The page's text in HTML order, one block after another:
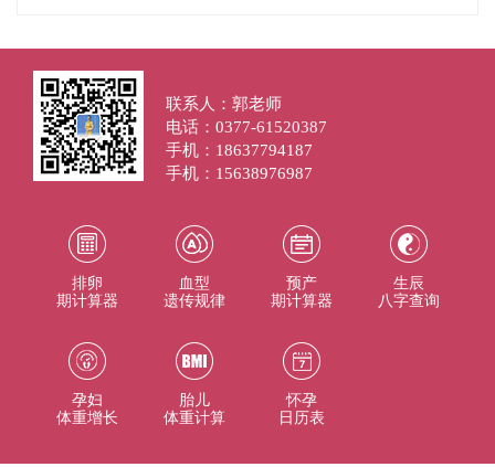
联系人：郭老师
电话：0377-61520387
手机：18637794187
手机：15638976987
排卵
期计算器
血型
遗传规律
预产
期计算器
生辰
八字查询
孕妇
体重增长
胎儿
体重计算
怀孕
日历表